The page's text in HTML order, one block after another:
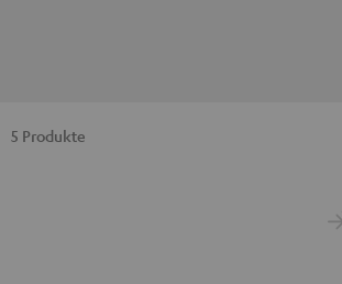
5 Produkte